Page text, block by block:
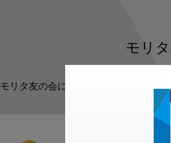
モリ
モリタ友の会に登録いただくと、デン